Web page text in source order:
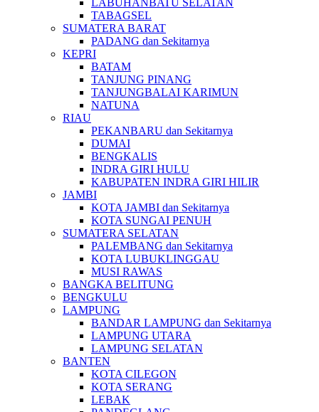
LABUHANBATU SELATAN
TABAGSEL
SUMATERA BARAT
PADANG dan Sekitarnya
KEPRI
BATAM
TANJUNG PINANG
TANJUNGBALAI KARIMUN
NATUNA
RIAU
PEKANBARU dan Sekitarnya
DUMAI
BENGKALIS
INDRA GIRI HULU
KABUPATEN INDRA GIRI HILIR
JAMBI
KOTA JAMBI dan Sekitarnya
KOTA SUNGAI PENUH
SUMATERA SELATAN
PALEMBANG dan Sekitarnya
KOTA LUBUKLINGGAU
MUSI RAWAS
BANGKA BELITUNG
BENGKULU
LAMPUNG
BANDAR LAMPUNG dan Sekitarnya
LAMPUNG UTARA
LAMPUNG SELATAN
BANTEN
KOTA CILEGON
KOTA SERANG
LEBAK